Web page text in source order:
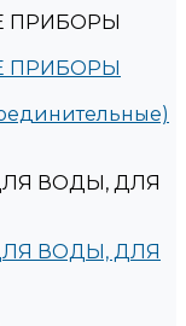
ПРИБОРЫ
ПРИБОРЫ
ВОДЫ, ДЛЯ
ВОДЫ, ДЛЯ